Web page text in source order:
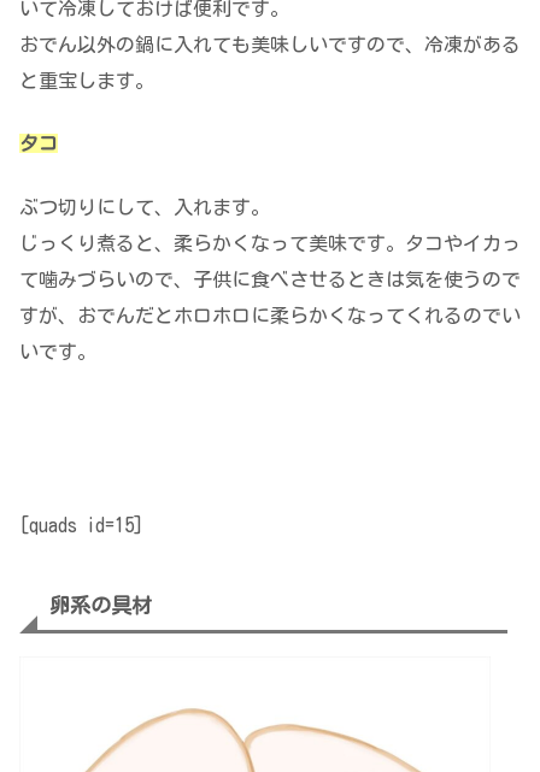
いて冷凍しておけば便利です。
おでん以外の鍋に入れても美味しいですので、冷凍がある
と重宝します。
タコ
ぶつ切りにして、入れます。
じっくり煮ると、柔らかくなって美味です。タコやイカっ
て噛みづらいので、子供に食べさせるときは気を使うので
すが、おでんだとホロホロに柔らかくなってくれるのでい
いです。
[quads id=15]
卵系の具材